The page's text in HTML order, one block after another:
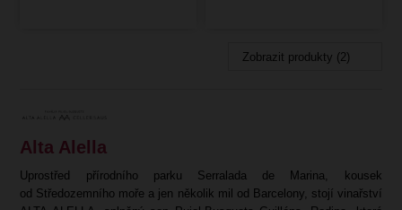
Zobrazit produkty (2)
Alta Alella
Uprostřed přírodního parku Serralada de Marina, kousek
od Středozemního moře a jen několik mil od Barcelony, stojí vinařství